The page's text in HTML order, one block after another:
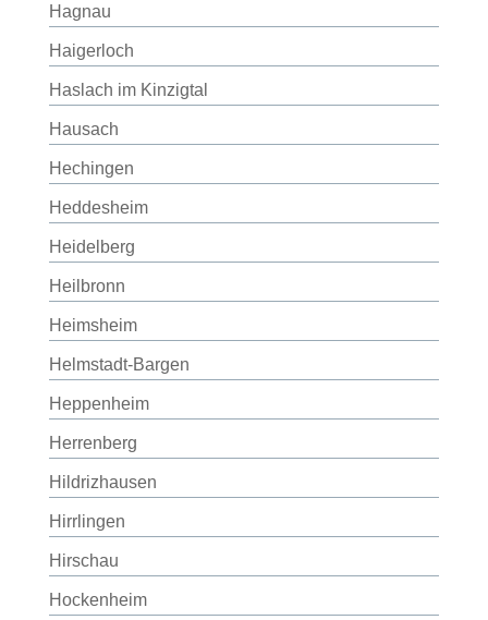
Hagnau
Haigerloch
Haslach im Kinzigtal
Hausach
Hechingen
Heddesheim
Heidelberg
Heilbronn
Heimsheim
Helmstadt-Bargen
Heppenheim
Herrenberg
Hildrizhausen
Hirrlingen
Hirschau
Hockenheim